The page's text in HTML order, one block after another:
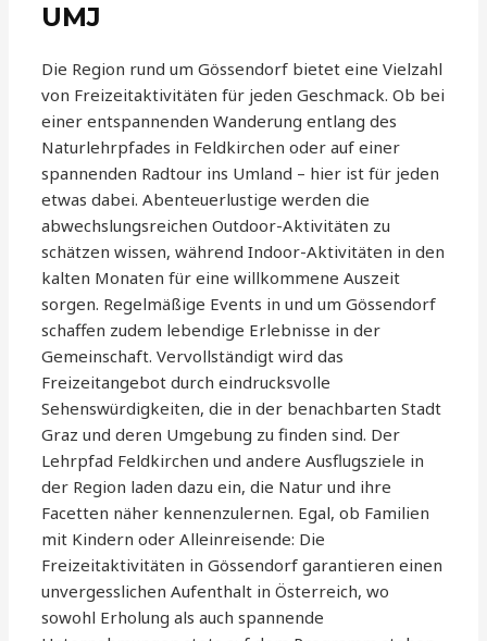
UMJ
Die Region rund um Gössendorf bietet eine Vielzahl
von Freizeitaktivitäten für jeden Geschmack. Ob bei
einer entspannenden Wanderung entlang des
Naturlehrpfades in Feldkirchen oder auf einer
spannenden Radtour ins Umland – hier ist für jeden
etwas dabei. Abenteuerlustige werden die
abwechslungsreichen Outdoor-Aktivitäten zu
schätzen wissen, während Indoor-Aktivitäten in den
kalten Monaten für eine willkommene Auszeit
sorgen. Regelmäßige Events in und um Gössendorf
schaffen zudem lebendige Erlebnisse in der
Gemeinschaft. Vervollständigt wird das
Freizeitangebot durch eindrucksvolle
Sehenswürdigkeiten, die in der benachbarten Stadt
Graz und deren Umgebung zu finden sind. Der
Lehrpfad Feldkirchen und andere Ausflugsziele in
der Region laden dazu ein, die Natur und ihre
Facetten näher kennenzulernen. Egal, ob Familien
mit Kindern oder Alleinreisende: Die
Freizeitaktivitäten in Gössendorf garantieren einen
unvergesslichen Aufenthalt in Österreich, wo
sowohl Erholung als auch spannende